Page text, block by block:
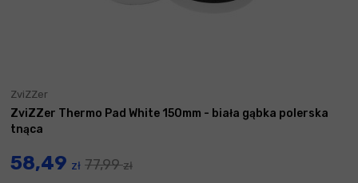
ZviZZer
ZviZZer Thermo Pad White 150mm - biała gąbka polerska
tnąca
58,49 zł 77,99zł